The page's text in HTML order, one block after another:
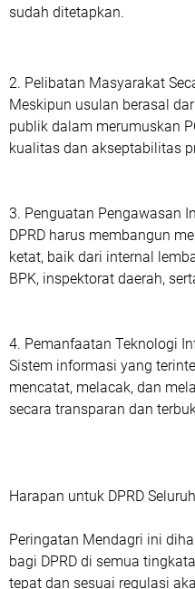
sudah ditetapkan.
2. Pelibatan Masyarakat
Meskipun usulan berasal
publik dalam merumuskan
kualitas dan akseptabilitas
3. Penguatan Pengawasan
DPRD harus membangun
ketat, baik dari internal
BPK, inspektorat daerah,
4. Pemanfaatan Teknologi
Sistem informasi yang
mencatat, melacak, dan
secara transparan dan
Harapan untuk DPRD
Peringatan Mendagri ini
bagi DPRD di semua
tepat dan sesuai regulasi